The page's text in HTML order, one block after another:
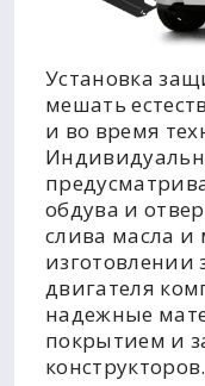
Установка
мешать
и во время
обдува и
слива масла
двигателя
надежные
покрытием и